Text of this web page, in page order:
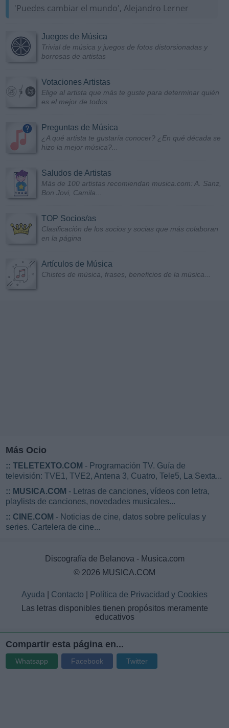
'Puedes cambiar el mundo', Alejandro Lerner
Juegos de Música
Trivial de música y juegos de fotos distorsionadas y
borrosas de artistas
Votaciones Artistas
Elige al artista que más te guste para determinar quién
es el mejor de todos
Preguntas de Música
¿A qué artista te gustaría conocer? ¿En qué década se
hizo la mejor música?...
Saludos de Artistas
Más de 100 artistas recomiendan musica.com: A. Sanz,
Bon Jovi, Camila...
TOP Socios/as
Clasificación de los socios y socias que más colaboran
en la página
Artículos de Música
Chistes de música, frases, beneficios de la música...
Más Ocio
:: TELETEXTO.COM - Programación TV. Guía de
televisión: TVE1, TVE2, Antena 3, Cuatro, Tele5, La Sexta...
:: MUSICA.COM - Letras de canciones, vídeos con letra,
playlists de canciones, novedades musicales...
:: CINE.COM - Noticias de cine, datos sobre películas y
series. Cartelera de cine...
Discografía de Belanova - Musica.com
© 2026 MUSICA.COM
Ayuda Contacto
Política de Privacidad y Cookies
Las letras disponibles tienen propósitos meramente
educativos
Compartir esta página en...
Whatsapp Facebook Twitter